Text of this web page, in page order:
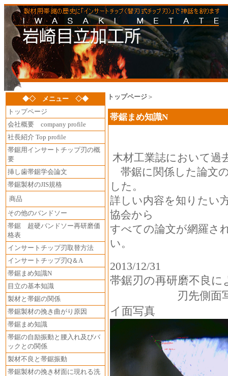
◆◇ メニュー ◇◆
トップページ
会社概要 company profile
社長紹介 Top profile
帯鋸用インサートチップ刃の概
要
挿し歯帯鋸学会論文
帯鋸製材のJIS規格
商品
その他のバンドソー
帯鋸 超硬バンドソー再研磨価
格表
インサートチップ刃取替方法
インサートチップ刃Q＆A
帯鋸まめ知識N
目立の基本知識
製材と帯鋸の関係
帯鋸製材の挽き曲がり原因
帯鋸まめ知識
帯鋸の自励振動と腰入れ及びバ
ックとの関係
製材不良と帯鋸振動
帯鋸製材の挽き材面に現れる洗
トップページ ＞
帯鋸まめ知識N
木材工業誌において過
帯鋸に関係した論文
した。
詳しい内容を知りたい
協会から
すべての論文が網羅さ
い。
2013/12/31
帯鋸刃の再研磨不良
刃先側
イ面写真